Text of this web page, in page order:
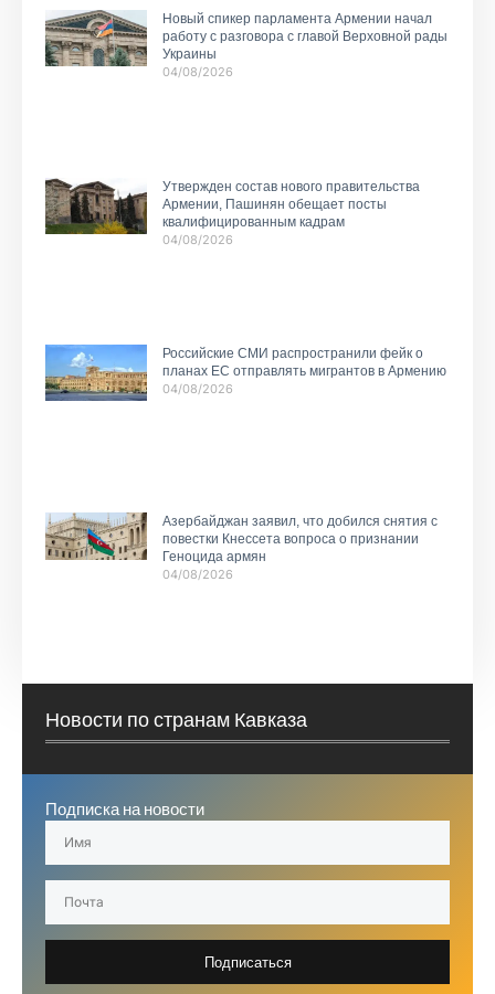
Новый спикер парламента Армении начал
работу с разговора с главой Верховной рады
Украины
04/08/2026
Утвержден состав нового правительства
Армении, Пашинян обещает посты
квалифицированным кадрам
04/08/2026
Российские СМИ распространили фейк о
планах ЕС отправлять мигрантов в Армению
04/08/2026
Азербайджан заявил, что добился снятия с
повестки Кнессета вопроса о признании
Геноцида армян
04/08/2026
Новости по странам Кавказа
Подписка на новости
Подписаться